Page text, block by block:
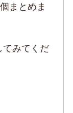
まとめま
てみてくだ